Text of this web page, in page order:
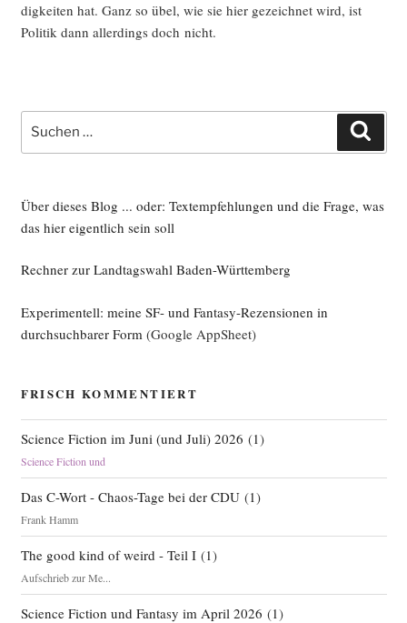
dig­kei­ten hat. Ganz so übel, wie sie hier gezeich­net wird, ist
Poli­tik dann aller­dings doch nicht.
Suche
nach:
Über dieses Blog ... oder: Textempfehlungen und die Frage, was
das hier eigentlich sein soll
Rechner zur Landtagswahl Baden-Württemberg
Experimentell: meine SF- und Fantasy-Rezensionen in
durchsuchbarer Form (Google AppSheet)
FRISCH KOMMENTIERT
Science Fiction im Juni (und Juli) 2026 (1)
Science Fiction und
Das C-Wort - Chaos-Tage bei der CDU(1)
Frank Hamm
The good kind of weird - Teil I(1)
Aufschrieb zur Me...
Science Fiction und Fantasy im April 2026 (1)